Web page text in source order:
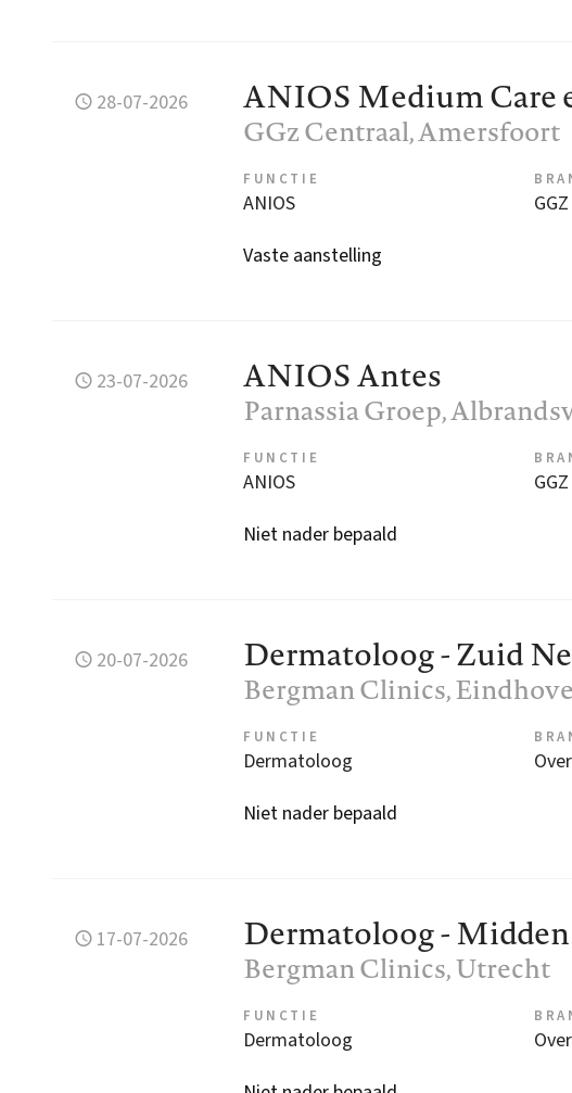
28-07-2026 ANIOS Medium Care
GGz Centraal, Amersfoort
FUNCTIE
ANIOS GGZ
Vaste aanstelling
23-07-2026 ANIOS Antes
Parnassia Groep,
FUNCTIE
ANIOS GGZ
Niet nader bepaald
20-07-2026 Dermatoloog - Zuid
Bergman Clinics,
FUNCTIE
Dermatoloog
Niet nader bepaald
17-07-2026 Dermatoloog -
Bergman Clinics, Utrecht
FUNCTIE
Dermatoloog